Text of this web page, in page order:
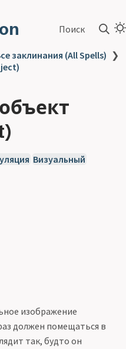
Поиск
заклинания (All Spells) ❯
Визуальный
изображение
должен помещаться в
так, будто он